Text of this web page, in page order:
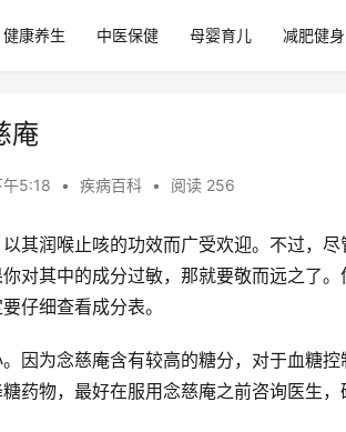
健康养生 中医保健 母婴育儿 减肥健身
庵
5:18 • 疾病百科 • 阅读 256
其润喉止咳的功效而广受欢迎。不过，
对其中的成分过敏，那就要敬而远之了
仔细查看成分表。
因为念慈庵含有较高的糖分，对于血糖
药物，最好在服用念慈庵之前咨询医生，